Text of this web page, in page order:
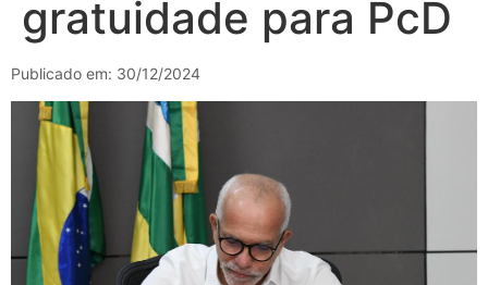
gratuidade para PcD
Publicado em: 30/12/2024